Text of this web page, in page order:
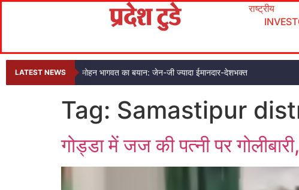
राष्ट्रीय
LATEST NEWS मोहन भागवत का बयान: जेन-जी ज्यादा ईमानदार-देशभक्त
Tag: Samastipur
गोड्डा में जज की पत्नी पर